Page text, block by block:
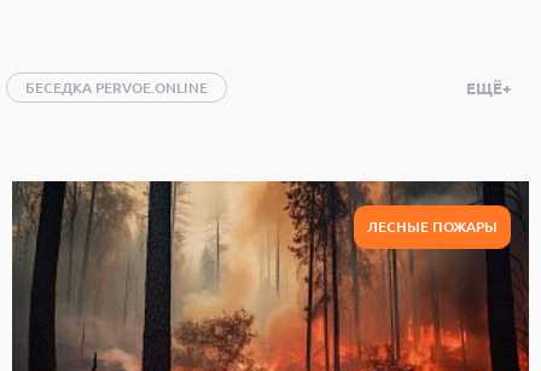
БЕСЕДКА PERVOE.ONLINE
ИГРЫ ИНТЕРНЕТ КИНО КНИГИ
КОСМОС КУЛЬТУРА ЛЕСНЫЕ ПОЖАРЫ
МУЗЫКА НАУКА НЕДВИЖИМОСТЬ
НЕСКУЧНАЯ МОСКВА ОБЩЕСТВО
ЕЩЁ+
ЛЕСНЫЕ ПОЖАРЫ